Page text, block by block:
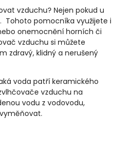
vzduchu? Nejen pokud u
Tohoto pomocníka využijete i
onemocnění horních či
vzduchu si můžete
zdravý, klidný a nerušený
voda patří keramického
vzduchu na
vodu z vodovodu,